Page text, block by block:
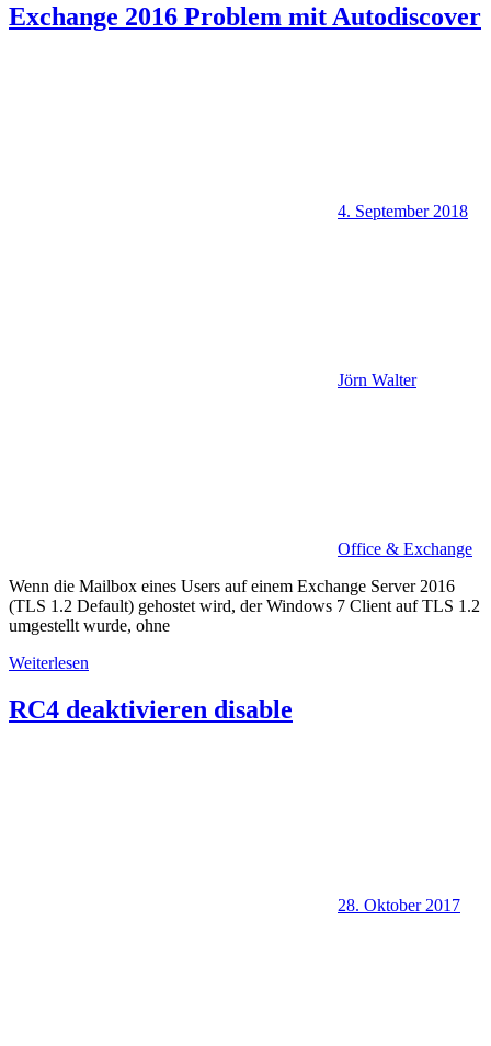
Exchange 2016 Problem mit Autodiscover
4. September 2018
Jörn Walter
Office & Exchange
Wenn die Mailbox eines Users auf einem Exchange Server 2016
(TLS 1.2 Default) gehostet wird, der Windows 7 Client auf TLS 1.2
umgestellt wurde, ohne
Weiterlesen
RC4 deaktivieren disable
28. Oktober 2017